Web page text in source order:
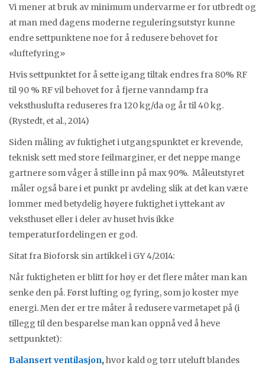
Vi mener at bruk av minimum undervarme er for utbredt og
at man med dagens moderne reguleringsutstyr kunne
endre settpunktene noe for å redusere behovet for
«luftefyring»
Hvis settpunktet for å sette igang tiltak endres fra 80% RF
til 90 % RF vil behovet for å fjerne vanndamp fra
veksthuslufta reduseres fra 120 kg/da og år til 40 kg.
(Rystedt, et al., 2014)
Siden måling av fuktighet i utgangspunktet er krevende,
teknisk sett med store feilmarginer, er det neppe mange
gartnere som våger å stille inn på max 90%. Måleutstyret
måler også bare i et punkt pr avdeling slik at det kan være
lommer med betydelig høyere fuktighet i yttekant av
veksthuset eller i deler av huset hvis ikke
temperaturfordelingen er god.
Sitat fra Bioforsk sin artikkel i GY 4/2014:
Når fuktigheten er blitt for høy er det flere måter man kan
senke den på. Først lufting og fyring, som jo koster mye
energi. Men der er tre måter å redusere varmetapet på (i
tillegg til den besparelse man kan oppnå ved å heve
settpunktet):
Balansert ventilasjon,hvor kald og tørr uteluft blandes